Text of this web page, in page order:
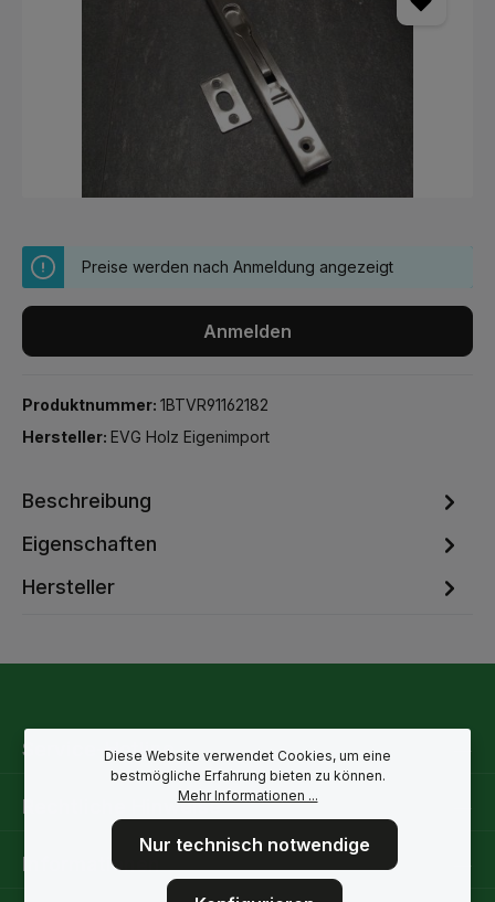
Preise werden nach Anmeldung angezeigt
Anmelden
Produktnummer: 1BTVR91162182
Hersteller: EVG Holz Eigenimport
Beschreibung
Eigenschaften
Hersteller
Service-Hotline
Rechtliche Hinweise
Informationen
Diese Website verwendet Cookies, um eine
bestmögliche Erfahrung bieten zu können.
Mehr Informationen ...
Nur technisch notwendige